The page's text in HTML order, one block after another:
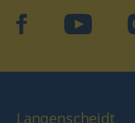
facebookYouTube
Langenscheidt